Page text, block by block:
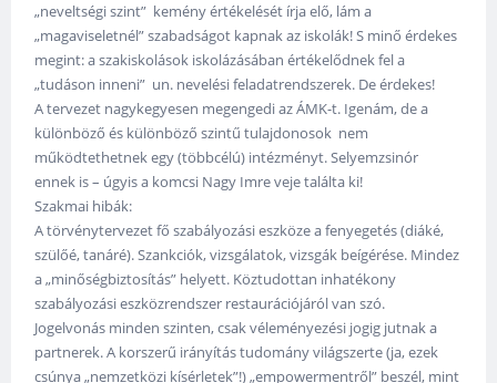
„neveltségi szint” kemény értékelését írja elő, lám a
„magaviseletnél” szabadságot kapnak az iskolák! S minő érdekes
megint: a szakiskolások iskolázásában értékelődnek fel a
„tudáson inneni” un. nevelési feladatrendszerek. De érdekes!
A tervezet nagykegyesen megengedi az ÁMK-t. Igenám, de a
különböző és különböző szintű tulajdonosok nem
működtethetnek egy (többcélú) intézményt. Selyemzsinór
ennek is – úgyis a komcsi Nagy Imre veje találta ki!
Szakmai hibák:
A törvénytervezet fő szabályozási eszköze a fenyegetés (diáké,
szülőé, tanáré). Szankciók, vizsgálatok, vizsgák beígérése. Mindez
a „minőségbiztosítás” helyett. Köztudottan inhatékony
szabályozási eszközrendszer restaurációjáról van szó.
Jogelvonás minden szinten, csak véleményezési jogig jutnak a
partnerek. A korszerű irányítás tudomány világszerte (ja, ezek
csúnya „nemzetközi kísérletek”!) „empowermentről” beszél, mint